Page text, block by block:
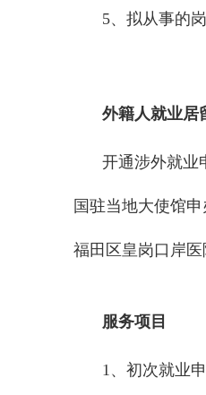
5、拟从事的
外籍人就业居
开通涉外就
国驻当地大使馆
福田区皇岗口岸
服务项目
1、初次就业